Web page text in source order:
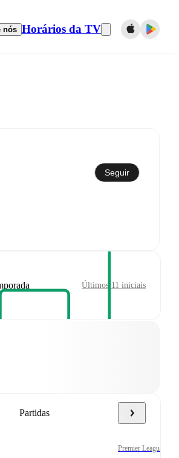
nós Horários da TV
Seguir
Últimos 11 iniciais
Partidas
Premier League